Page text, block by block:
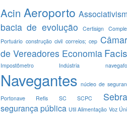
Acin Aeroporto
bacia de evolução Certisign
Portuário construção civil correios; cep
de Vereadores Economia
Impostômetro Indústria
Navegantes núcleo de
Portonave
Refis SC SCPC
segurança pública Util Alimentação Voz